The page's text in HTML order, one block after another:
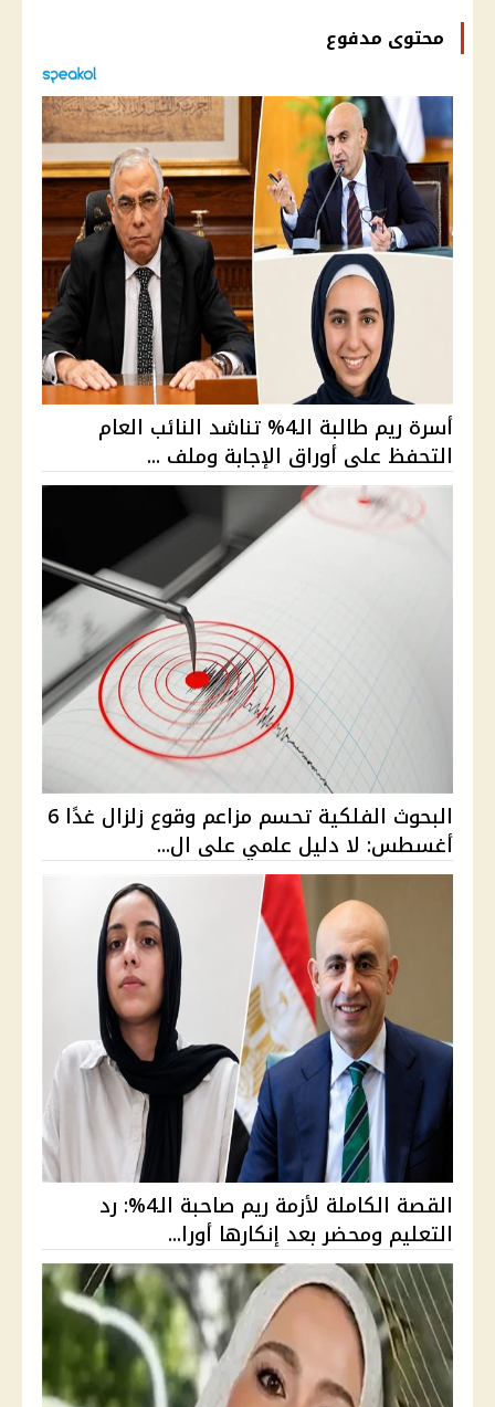
محتوى مدفوع
أسرة ريم طالبة الـ4% تناشد النائب العام
التحفظ على أوراق الإجابة وملف ...
البحوث الفلكية تحسم مزاعم وقوع زلزال غدًا 6
أغسطس: لا دليل علمي على ال...
القصة الكاملة لأزمة ريم صاحبة الـ4%: رد
التعليم ومحضر بعد إنكارها أورا...